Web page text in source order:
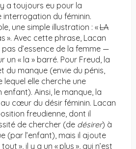
a toujours eu pour la
interrogation du féminin.
une simple illustration : «LA
». Avec cette phrase, Lacan
pas d’essence de la femme —
un « la » barré. Pour Freud, la
du manque (envie du pénis,
elle cherche une
Ainsi, le manque, la
au cœur du désir féminin. Lacan
freudienne, dont il
de chercher (de désirer) à
(par l’enfant), mais il ajoute
», il y a un « plus », qui n’est